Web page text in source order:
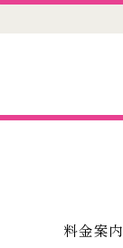
料金案内